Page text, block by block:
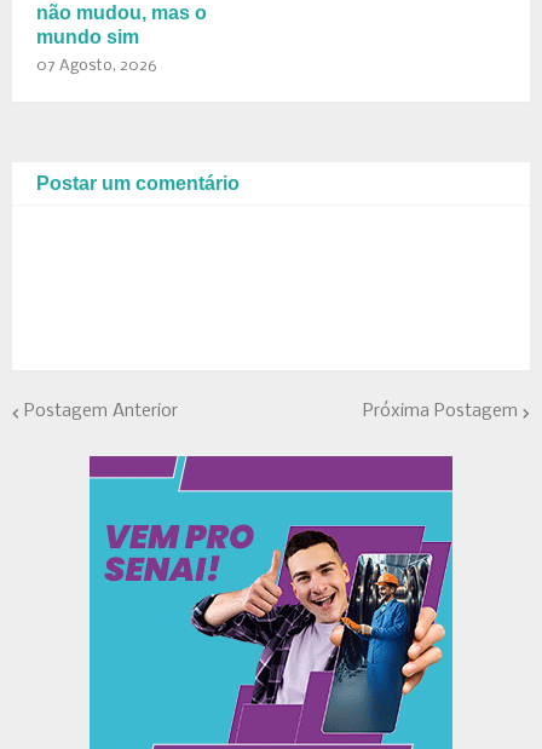
não mudou, mas o
mundo sim
07 Agosto, 2026
Postar um comentário
Postagem Anterior Próxima Postagem